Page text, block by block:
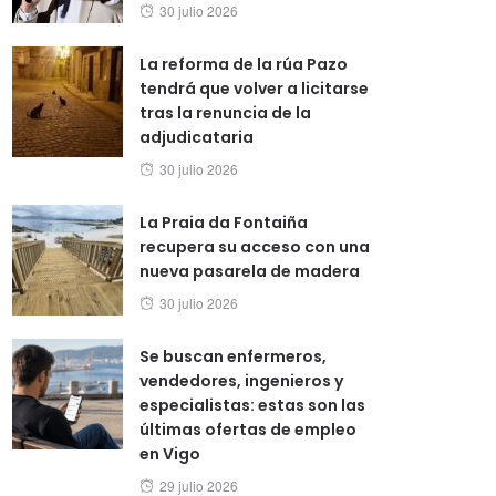
Posted
30 julio 2026
La reforma de la rúa Pazo
tendrá que volver a licitarse
tras la renuncia de la
adjudicataria
Posted
30 julio 2026
La Praia da Fontaiña
recupera su acceso con una
nueva pasarela de madera
Posted
30 julio 2026
Se buscan enfermeros,
vendedores, ingenieros y
especialistas: estas son las
últimas ofertas de empleo
en Vigo
Posted
29 julio 2026